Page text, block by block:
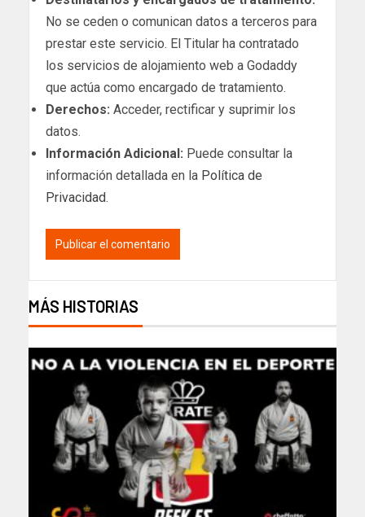
No se ceden o comunican datos a terceros para
prestar este servicio. El Titular ha contratado
los servicios de alojamiento web a Godaddy
que actúa como encargado de tratamiento.
Derechos: Acceder, rectificar y suprimir los
datos.
Información Adicional: Puede consultar la
información detallada en la Política de
Privacidad.
MÁS HISTORIAS